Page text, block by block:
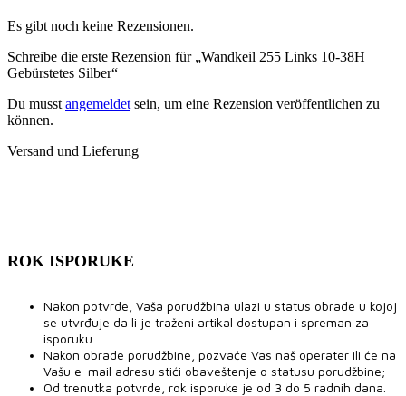
Es gibt noch keine Rezensionen.
Schreibe die erste Rezension für „Wandkeil 255 Links 10-38H
Gebürstetes Silber“
Du musst angemeldet sein, um eine Rezension veröffentlichen zu
können.
Versand und Lieferung
ROK ISPORUKE
Nakon potvrde, Vaša porudžbina ulazi u status obrade u kojoj
se utvrđuje da li je traženi artikal dostupan i spreman za
isporuku.
Nakon obrade porudžbine, pozvaće Vas naš operater ili će na
Vašu e-mail adresu stići obaveštenje o statusu porudžbine;
Od trenutka potvrde, rok isporuke je od 3 do 5 radnih dana.